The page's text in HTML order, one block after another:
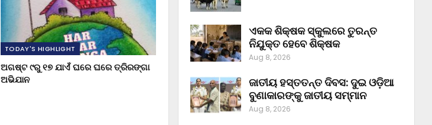
TODAY'S HIGHLIGHT
ଅଗଷ୍ଟ ୯ରୁ ୧୭ ଯାଏଁ ଘରେ ଘରେ ତ୍ରିରଙ୍ଗା
ଅଭିଯାନ
ଏକକ ଶିକ୍ଷକ ସ୍କୁଲରେ ତୁରନ୍ତ
ନିଯୁକ୍ତ ହେବେ ଶିକ୍ଷକ
Aug 8, 2026
ଜାତୀୟ ହସ୍ତତନ୍ତ ଦିବସ: ଦୁଇ ଓଡ଼ିଆ
ବୁଣାକାରଙ୍କୁ ଜାତୀୟ ସମ୍ମାନ
Aug 8, 2026